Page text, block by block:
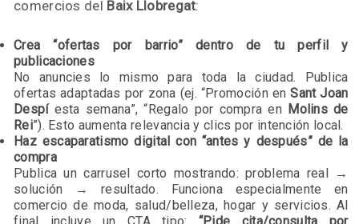
comercios del Baix Llobregat:
Crea “ofertas por barrio” dentro de tu perfil y
publicaciones
No anuncies lo mismo para toda la ciudad. Publica
ofertas adaptadas por zona (ej. “Promoción enSant Joan
Despíesta semana”, “Regalo por compra en Molins de
Rei”). Esto aumenta relevancia y clics por intención local.
Haz escaparatismo digital con “antes y después” de la
compra
Publica un carrusel corto mostrando: problema real →
solución → resultado. Funciona especialmente en
comercio de moda, salud/belleza, hogar y servicios. Al